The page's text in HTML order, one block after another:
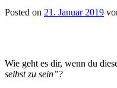
Posted on 21. Januar 2019
Wie geht es dir, wenn du
selbst zu sein”?